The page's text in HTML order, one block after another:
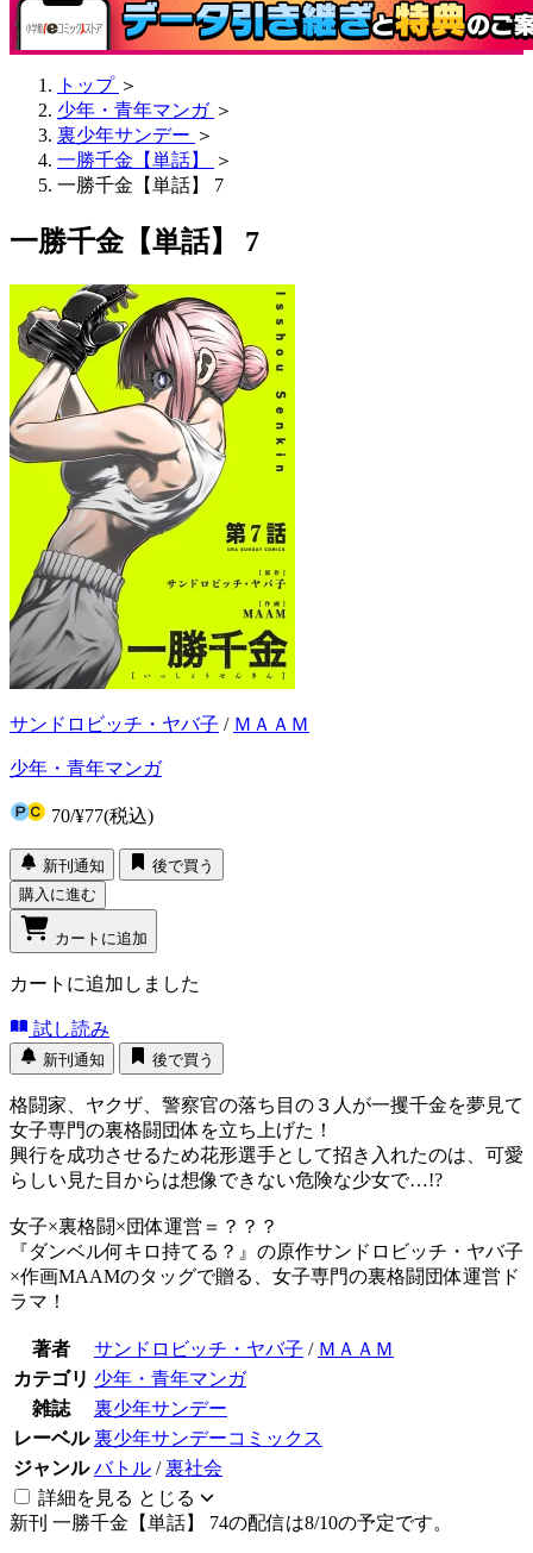
トップ ＞
少年・青年マンガ ＞
裏少年サンデー ＞
一勝千金【単話】
＞
一勝千金【単話】 7
一勝千金【単話】 7
サンドロビッチ・ヤバ子 / ＭＡＡＭ
少年・青年マンガ
70/¥77(税込)
新刊通知
後で買う
購入に進む
カートに追加
カートに追加しました
試し読み
新刊通知 後で買う
格闘家、ヤクザ、警察官の落ち目の３人が一攫千金を夢見て
女子専門の裏格闘団体を立ち上げた！
興行を成功させるため花形選手として招き入れたのは、可愛
らしい見た目からは想像できない危険な少女で…!?
女子×裏格闘×団体運営＝？？？
『ダンベル何キロ持てる？』の原作サンドロビッチ・ヤバ子
×作画MAAMのタッグで贈る、女子専門の裏格闘団体運営ド
ラマ！
著者 サンドロビッチ・ヤバ子 / ＭＡＡＭ
カテゴリ 少年・青年マンガ
雑誌
裏少年サンデー
レーベル 裏少年サンデーコミックス
ジャンル バトル /裏社会
詳細を見る とじる
新刊 一勝千金【単話】 74の配信は8/10の予定です。